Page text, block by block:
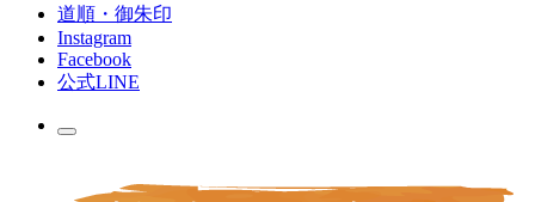
道順・御朱印
Instagram
Facebook
公式LINE